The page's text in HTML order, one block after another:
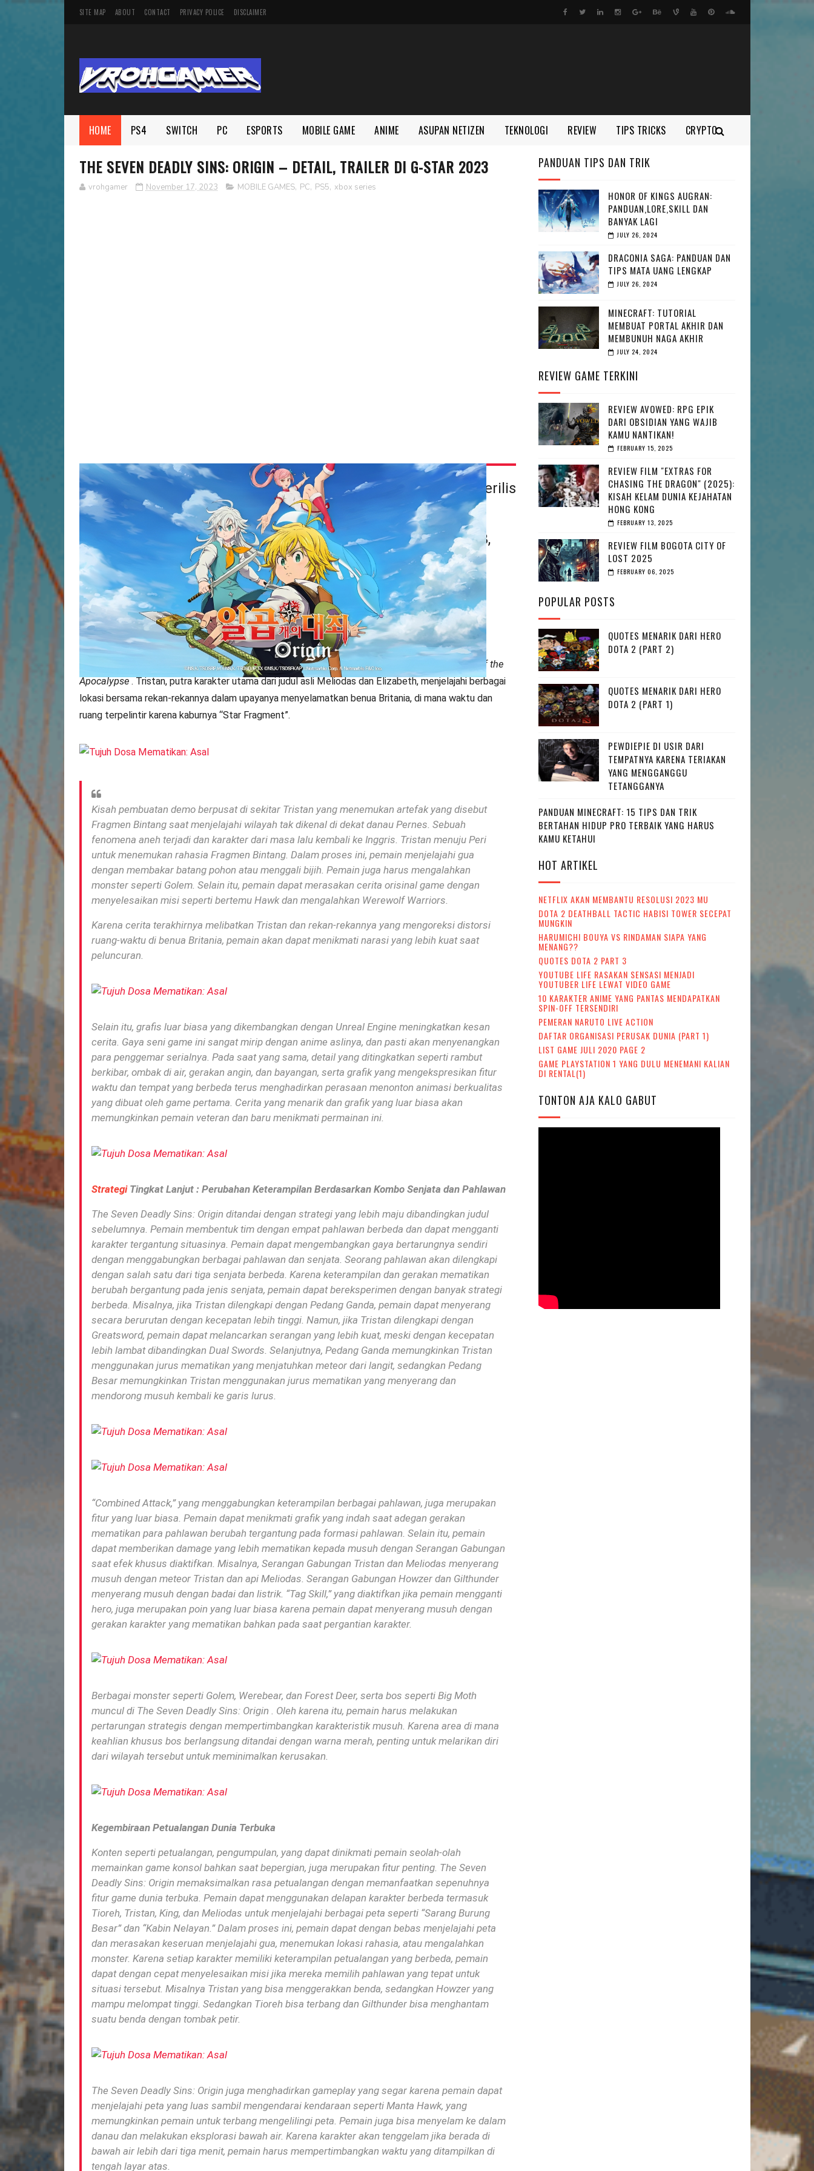
SITE MAP ABOUT CONTACT PRIVACY POLICE DISCLAIMER
HOME PS4 SWITCH PC ESPORTS MOBILE GAME ANIME ASUPAN NETIZEN TEKNOLOGI REVIEW TIPS TRICKS CRYPTO
THE SEVEN DEADLY SINS: ORIGIN – DETAIL, TRAILER DI G-STAR 2023
vrohgamer November 17, 2023 MOBILE GAMES, PC, PS5, xbox series
Penerbit Netmarbledan pengembang Netmarble F&C
telah merilis
informasi, cuplikan, dan tangkapan layar baru untuk RPG
aksi
dunia terbukaThe Seven Deadly Sins: Origindi G-Star 2023,
yang akan berlangsung mulai hari ini hingga 19 November di
Pusat Pameran dan Konvensi Busan di Korea Selatan .
Di G-Star 2023, Netmarble akan menampilkan versi demo dunia terbuka baru, petualanganaksi,
koleksi
RPGThe Seven Deadly Sins: Origin, penerus The Seven Deadly Sins: GRAND CROSS.
The Seven Deadly Sins: Originberlatar waktu antaraThe Seven Deadly Sins
Four Knights of the
Apocalypse.Tristan, putra karakter utama dari judul asli Meliodas dan Elizabeth, menjelajahi berbagai
lokasi bersama rekan-rekannya dalam upayanya menyelamatkan benua Britania, di mana waktu dan
ruang terpelintir karena kaburnya “Star Fragment”.
Kisah pembuatan demo berpusat di sekitar Tristan yang menemukan artefak yang disebut
Fragmen Bintang saat menjelajahi wilayah tak dikenal di dekat danau Pernes. Sebuah
fenomena aneh terjadi dan karakter dari masa lalu kembali ke Inggris. Tristan menuju Peri
untuk menemukan rahasia Fragmen Bintang. Dalam proses ini, pemain menjelajahi gua
dengan membakar batang pohon atau menggali bijih. Pemain juga harus mengalahkan
monster seperti Golem. Selain itu, pemain dapat merasakan cerita orisinal game dengan
menyelesaikan misi seperti bertemu Hawk dan mengalahkan Werewolf Warriors.
Karena cerita terakhirnya melibatkan Tristan dan rekan-rekannya yang mengoreksi distorsi
ruang-waktu di benua Britania, pemain akan dapat menikmati narasi yang lebih kuat saat
peluncuran.
Selain itu, grafis luar biasa yang dikembangkan dengan Unreal Engine meningkatkan kesan
cerita. Gaya seni game ini sangat mirip dengan anime aslinya, dan pasti akan menyenangkan
para penggemar serialnya. Pada saat yang sama, detail yang ditingkatkan seperti rambut
berkibar, ombak di air, gerakan angin, dan bayangan, serta grafik yang mengekspresikan fitur
waktu dan tempat yang berbeda terus menghadirkan perasaan menonton animasi berkualitas
yang dibuat oleh game pertama. Cerita yang menarik dan grafik yang luar biasa akan
memungkinkan pemain veteran dan baru menikmati permainan ini.
StrategiTingkat Lanjut : Perubahan Keterampilan Berdasarkan Kombo Senjata dan Pahlawan
The Seven Deadly Sins: Origin ditandai dengan strategi yang lebih maju dibandingkan judul
sebelumnya. Pemain membentuk tim dengan empat pahlawan berbeda dan dapat mengganti
karakter tergantung situasinya. Pemain dapat mengembangkan gaya bertarungnya sendiri
dengan menggabungkan berbagai pahlawan dan senjata. Seorang pahlawan akan dilengkapi
dengan salah satu dari tiga senjata berbeda. Karena keterampilan dan gerakan mematikan
berubah bergantung pada jenis senjata, pemain dapat bereksperimen dengan banyak strategi
berbeda. Misalnya, jika Tristan dilengkapi dengan Pedang Ganda, pemain dapat menyerang
secara berurutan dengan kecepatan lebih tinggi. Namun, jika Tristan dilengkapi dengan
Greatsword, pemain dapat melancarkan serangan yang lebih kuat, meski dengan kecepatan
lebih lambat dibandingkan Dual Swords. Selanjutnya, Pedang Ganda memungkinkan Tristan
menggunakan jurus mematikan yang menjatuhkan meteor dari langit, sedangkan Pedang
Besar memungkinkan Tristan menggunakan jurus mematikan yang menyerang dan
mendorong musuh kembali ke garis lurus.
“Combined Attack,” yang menggabungkan keterampilan berbagai pahlawan, juga merupakan
fitur yang luar biasa. Pemain dapat menikmati grafik yang indah saat adegan gerakan
mematikan para pahlawan berubah tergantung pada formasi pahlawan. Selain itu, pemain
dapat memberikan damage yang lebih mematikan kepada musuh dengan Serangan Gabungan
saat efek khusus diaktifkan. Misalnya, Serangan Gabungan Tristan dan Meliodas menyerang
musuh dengan meteor Tristan dan api Meliodas. Serangan Gabungan Howzer dan Gilthunder
menyerang musuh dengan badai dan listrik. “Tag Skill,” yang diaktifkan jika pemain mengganti
hero, juga merupakan poin yang luar biasa karena pemain dapat menyerang musuh dengan
gerakan karakter yang mematikan bahkan pada saat pergantian karakter.
Berbagai monster seperti Golem, Werebear, dan Forest Deer, serta bos seperti Big Moth
muncul di The Seven Deadly Sins: Origin . Oleh karena itu, pemain harus melakukan
pertarungan strategis dengan mempertimbangkan karakteristik musuh. Karena area di mana
keahlian khusus bos berlangsung ditandai dengan warna merah, penting untuk melarikan diri
dari wilayah tersebut untuk meminimalkan kerusakan.
Kegembiraan Petualangan Dunia Terbuka
Konten seperti petualangan, pengumpulan, yang dapat dinikmati pemain seolah-olah
memainkan game konsol bahkan saat bepergian, juga merupakan fitur penting. The Seven
Deadly Sins: Origin memaksimalkan rasa petualangan dengan memanfaatkan sepenuhnya
fitur game dunia terbuka. Pemain dapat menggunakan delapan karakter berbeda termasuk
Tioreh, Tristan, King, dan Meliodas untuk menjelajahi berbagai peta seperti “Sarang Burung
Besar” dan “Kabin Nelayan.”Dalam proses ini, pemain dapat dengan bebas menjelajahi peta
dan merasakan keseruan menjelajahi gua, menemukan lokasi rahasia, atau mengalahkan
monster. Karena setiap karakter memiliki keterampilan petualangan yang berbeda, pemain
dapat dengan cepat menyelesaikan misi jika mereka memilih pahlawan yang tepat untuk
situasi tersebut. Misalnya Tristan yang bisa menggerakkan benda, sedangkan Howzer yang
mampu melompat tinggi. Sedangkan Tioreh bisa terbang dan Gilthunder bisa menghantam
suatu benda dengan tombak petir.
The Seven Deadly Sins: Origin juga menghadirkan gameplay yang segar karena pemain dapat
menjelajahi peta yang luas sambil mengendarai kendaraan seperti Manta Hawk, yang
memungkinkan pemain untuk terbang mengelilingi peta. Pemain juga bisa menyelam ke dalam
danau dan melakukan eksplorasi bawah air. Karena karakter akan tenggelam jika berada di
bawah air lebih dari tiga menit, pemain harus mempertimbangkan waktu yang ditampilkan di
tengah layar atas.
PANDUAN TIPS DAN TRIK
HONOR OF KINGS AUGRAN:
PANDUAN,LORE,SKILL DAN
BANYAK LAGI
JULY 26, 2024
DRACONIA SAGA: PANDUAN DAN
TIPS MATA UANG LENGKAP
JULY 26, 2024
MINECRAFT: TUTORIAL
MEMBUAT PORTAL AKHIR DAN
MEMBUNUH NAGA AKHIR
JULY 24, 2024
REVIEW GAME TERKINI
REVIEW AVOWED: RPG EPIK
DARI OBSIDIAN YANG WAJIB
KAMU NANTIKAN!
FEBRUARY 15, 2025
REVIEW FILM "EXTRAS FOR
CHASING THE DRAGON" (2025):
KISAH KELAM DUNIA KEJAHATAN
HONG KONG
FEBRUARY 13, 2025
REVIEW FILM BOGOTA CITY OF
LOST 2025
FEBRUARY 06, 2025
POPULAR POSTS
QUOTES MENARIK DARI HERO
DOTA 2 (PART 2)
QUOTES MENARIK DARI HERO
DOTA 2 (PART 1)
PEWDIEPIE DI USIR DARI
TEMPATNYA KARENA TERIAKAN
YANG MENGGANGGU
TETANGGANYA
PANDUAN MINECRAFT: 15 TIPS DAN TRIK
BERTAHAN HIDUP PRO TERBAIK YANG HARUS
KAMU KETAHUI
HOT ARTIKEL
NETFLIX AKAN MEMBANTU RESOLUSI 2023 MU
DOTA 2 DEATHBALL TACTIC HABISI TOWER SECEPAT
MUNGKIN
HARUMICHI BOUYA VS RINDAMAN SIAPA YANG
MENANG??
QUOTES DOTA 2 PART 3
YOUTUBE LIFE RASAKAN SENSASI MENJADI
YOUTUBER LIFE LEWAT VIDEO GAME
10 KARAKTER ANIME YANG PANTAS MENDAPATKAN
SPIN-OFF TERSENDIRI
PEMERAN NARUTO LIVE ACTION
DAFTAR ORGANISASI PERUSAK DUNIA (PART 1)
LIST GAME JULI 2020 PAGE 2
GAME PLAYSTATION 1 YANG DULU MENEMANI KALIAN
DI RENTAL(1)
TONTON AJA KALO GABUT